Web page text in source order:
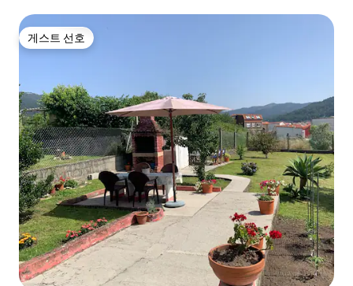
게스트 선호
게스트 선호